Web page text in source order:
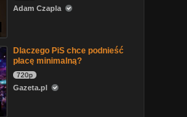
Adam Czapla
Dlaczego PiS chce podnieść
płacę minimalną?
720p
Gazeta.pl